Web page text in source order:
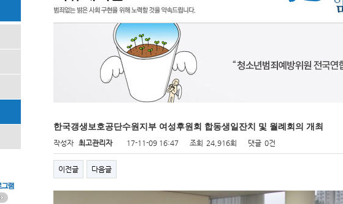
한국갱생보호공단수원지부 여성후원회 합동생일잔치 및 월례회의 개최
작성자 최고관리자 17-11-09 16:47 조회 24,916회 댓글 0건
이전글 다음글